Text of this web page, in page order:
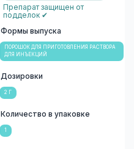
Препарат защищен от
подделок ✔
Формы выпуска
ПОРОШОК ДЛЯ ПРИГОТОВЛЕНИЯ РАСТВОРА
ДЛЯ ИНЪЕКЦИЙ
Дозировки
2 Г
Количество в упаковке
1